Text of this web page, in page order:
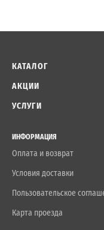
КАТАЛОГ
АКЦИИ
УСЛУГИ
ИНФОРМАЦИЯ
Оплата и возврат
Условия доставки
Пользовательское
Карта проезда